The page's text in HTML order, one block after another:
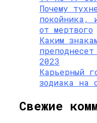
Почему
покойника,
от мертвого
Каким
2023
Карьерный
зодиака на
Свежие